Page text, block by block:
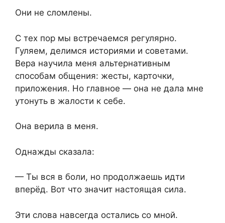
Они не сломлены.
С тех пор мы встречаемся регулярно.
Гуляем, делимся историями и советами.
Вера научила меня альтернативным
способам общения: жесты, карточки,
приложения. Но главное — она не дала мне
утонуть в жалости к себе.
Она верила в меня.
Однажды сказала:
— Ты вся в боли, но продолжаешь идти
вперёд. Вот что значит настоящая сила.
Эти слова навсегда остались со мной.